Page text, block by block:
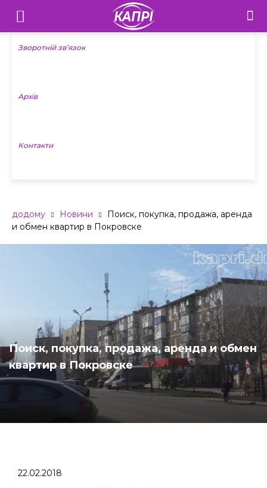
Телебачення
«Капрі»
Новини
Зворотній зв’язок
Архів
Контакти
додому Новини
Поиск, покупка, продажа, аренда
и обмен квартир в Покровске
Поиск, покупка, продажа, аренда и обмен
квартир в Покровске
22.02.2018